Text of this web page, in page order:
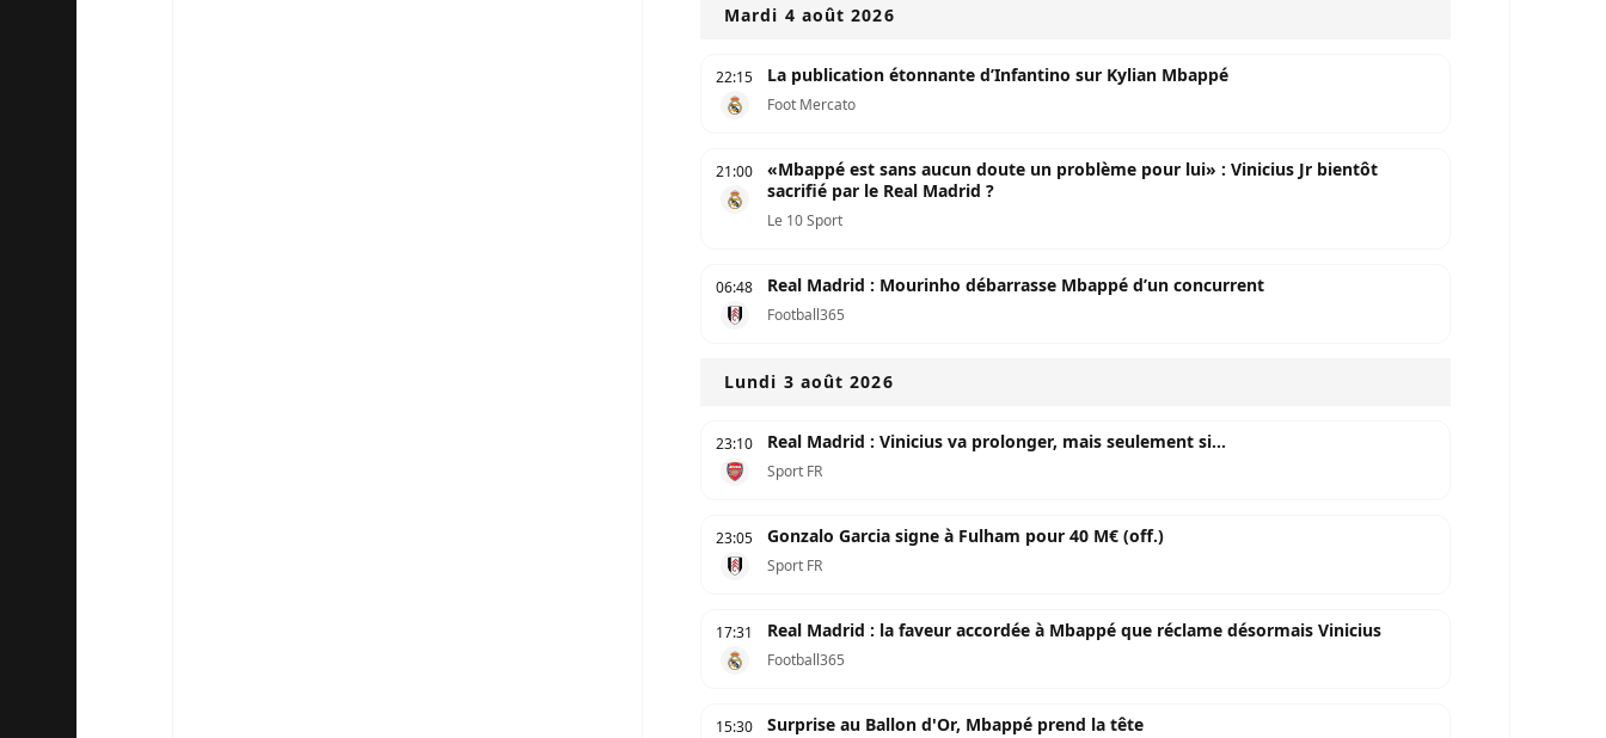
Mardi 4 août 2026
22:15 La publication étonnante d’Infantino sur Kylian Mbappé
Foot Mercato
21:00
«Mbappé est sans aucun doute un problème pour lui» : Vinicius Jr bientôt
sacrifié par le Real Madrid ?
Le 10 Sport
06:48 Real Madrid : Mourinho débarrasse Mbappé d’un concurrent
Football365
Lundi 3 août 2026
23:10 Real Madrid : Vinicius va prolonger, mais seulement si...
Sport FR
23:05 Gonzalo Garcia signe à Fulham pour 40 M€ (off.)
Sport FR
17:31 Real Madrid : la faveur accordée à Mbappé que réclame désormais Vinicius
Football365
15:30 Surprise au Ballon d'Or, Mbappé prend la tête